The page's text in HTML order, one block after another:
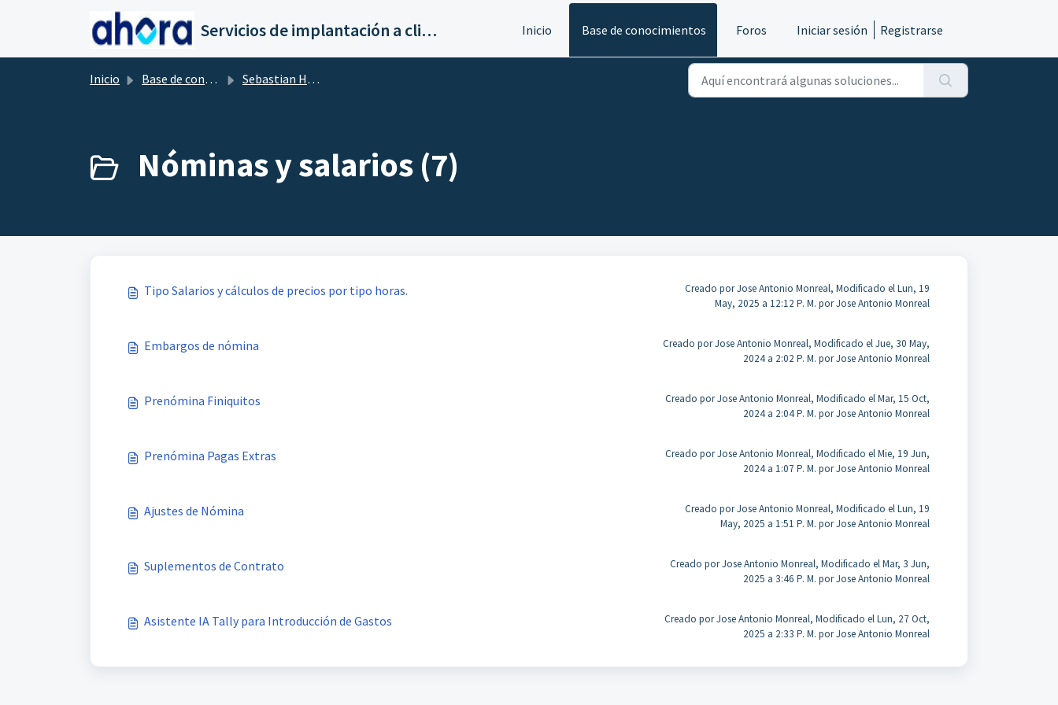
Saltar al contenido principal
Servicios de implantación a clientes de Ahora Inicio Base de conocimientos Foros Iniciar sesión Registrarse
Inicio Base de conocimientos Sebastian HR by flexygo
Nóminas y salarios (7)
Tipo Salarios y cálculos de precios por tipo horas.
Creado por Jose Antonio Monreal, Modificado el Lun, 19
May, 2025 a 12:12 P. M. por Jose Antonio Monreal
Embargos de nómina
Creado por Jose Antonio Monreal, Modificado el Jue, 30 May,
2024 a 2:02 P. M. por Jose Antonio Monreal
Prenómina Finiquitos
Creado por Jose Antonio Monreal, Modificado el Mar, 15 Oct,
2024 a 2:04 P. M. por Jose Antonio Monreal
Prenómina Pagas Extras
Creado por Jose Antonio Monreal, Modificado el Mie, 19 Jun,
2024 a 1:07 P. M. por Jose Antonio Monreal
Ajustes de Nómina
Creado por Jose Antonio Monreal, Modificado el Lun, 19
May, 2025 a 1:51 P. M. por Jose Antonio Monreal
Suplementos de Contrato
Creado por Jose Antonio Monreal, Modificado el Mar, 3 Jun,
2025 a 3:46 P. M. por Jose Antonio Monreal
Asistente IA Tally para Introducción de Gastos
Creado por Jose Antonio Monreal, Modificado el Lun, 27 Oct,
2025 a 2:33 P. M. por Jose Antonio Monreal